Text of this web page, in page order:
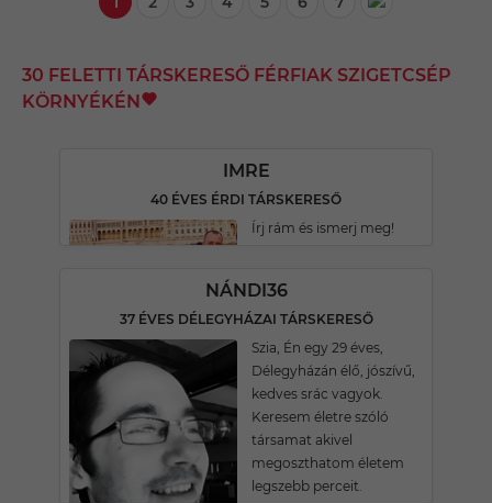
30 FELETTI TÁRSKERESŐ FÉRFIAK SZIGETCSÉP
KÖRNYÉKÉN
IMRE
40 ÉVES ÉRDI TÁRSKERESŐ
Írj rám és ismerj meg!
NÁNDI36
37 ÉVES DÉLEGYHÁZAI TÁRSKERESŐ
Szia, Én egy 29 éves,
Délegyházán élő, jószívű,
kedves srác vagyok.
Keresem életre szóló
társamat akivel
megoszthatom életem
legszebb perceit.